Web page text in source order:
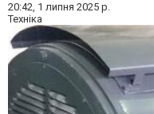
20:42, 1 липня 2025 р.
Техніка